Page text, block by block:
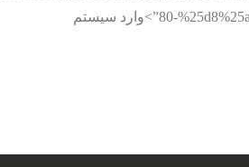
80-%25d8%25aa%25d9%2586-2%2F”>وارد سیستم